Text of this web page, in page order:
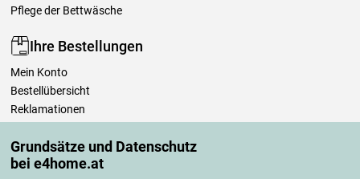
Grundsätze und Datenschutz
bei e4home.at
Pflege der Bettwäsche
Ihre Bestellungen
Mein Konto
Bestellübersicht
Reklamationen
Einfach mehr wissen
Richtlinien zur Verarbeitung von Bewertungen